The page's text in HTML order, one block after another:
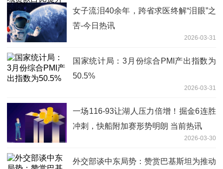
女子流泪40余年，跨省求医终解“泪眼”之
苦-今日热讯
2026-03-31
国家统计局：3月份综合PMI产出指数为
50.5%
2026-03-31
一场116-93让湖人压力倍增！掘金6连胜
冲刺，快船附加赛形势明朗 当前热讯
2026-03-30
外交部谈中东局势：赞赏巴基斯坦为推动